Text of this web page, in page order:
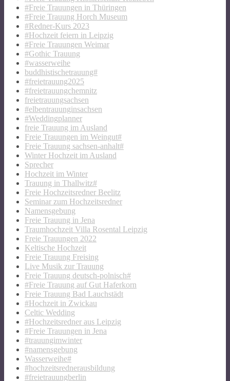
#Freie Trauungen in Thüringen
#Freie Trauung Horch Museum
#Redner-Kurs 2023
#Hochzeit feiern in Leipzig
#Freie Trauungen Weimar
#Gothic Trauung
#wasserweihe
buddhistischetrauung#
#freietrauung2025
#freietrauungchemnitz
freietrauungsachsen
#elbentrauunginsachsen
#Weddingplanner
freie Trauung im Ausland
Freie Trauungen im Weingut#
Freie Trauung sachsen-anhalt#
Winter Hochzeit im Ausland
Sprecher
Hochzeit im Winter
Trauung in Thallwitz#
Freie Hochzeitsredner Beelitz
Seminar zum Hochzeitsredner
Namensgebung
Freie Trauung in Jena
Traumhochzeit Villa Rosental Leipzig
Freie Trauungen 2022
Keltische Hochzeit
Freie Trauung Freising
Live Musik zur Trauung
Freie Trauung deutsch-polnisch#
#Freie Trauung auf Gut Haferkorn
Freie Trauung Bad Lauchstädt
#Hochzeit in Zwickau
Celtic Wedding
#Hochzeitsredner aus Leipzig
#Freie Trauungen in Jena
#trauungimwinter
#namensgebung
Wasserweihe#
#hochzeitsrednerausbildung
#freietrauungberlin